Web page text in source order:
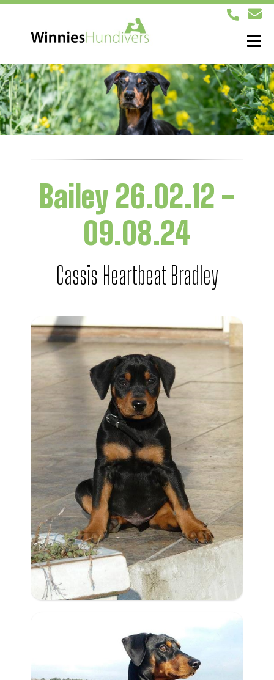
Bailey 26.02.12 -
09.08.24
Cassis Heartbeat Bradley